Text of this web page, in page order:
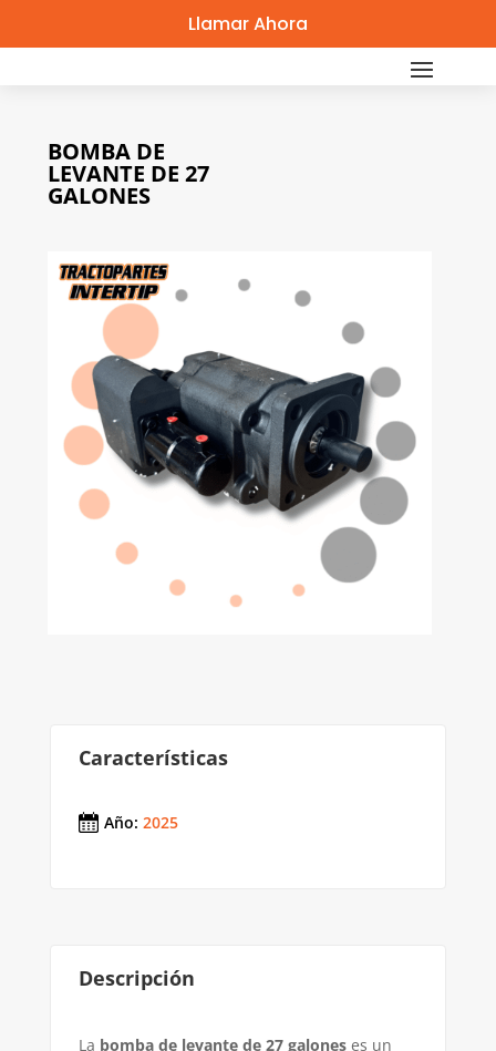
Llamar Ahora
BOMBA DE
LEVANTE DE 27
GALONES
Características
Año:2025
Descripción
La bomba de levante de 27 galoneses un